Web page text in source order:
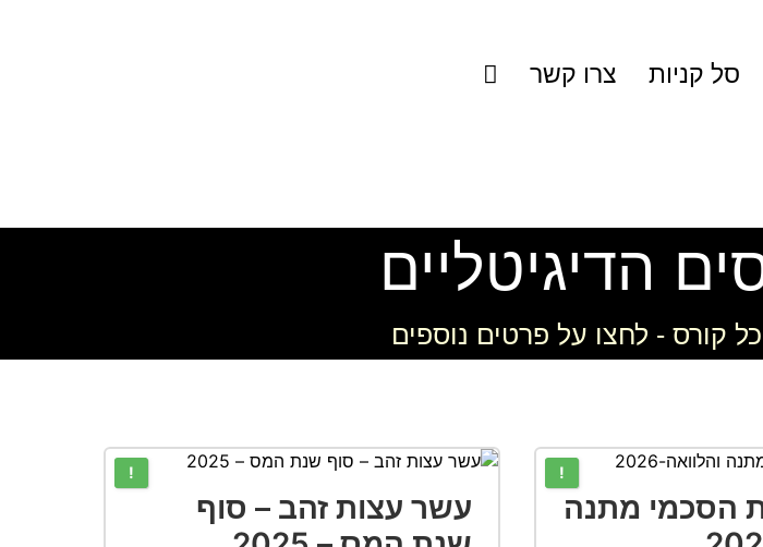
סל קניות צרו קשר
הדיגיטליים
קורס - לחצו על פרטים נוספים
!
הסכמי מתנה
!
עשר עצות זהב – סוף